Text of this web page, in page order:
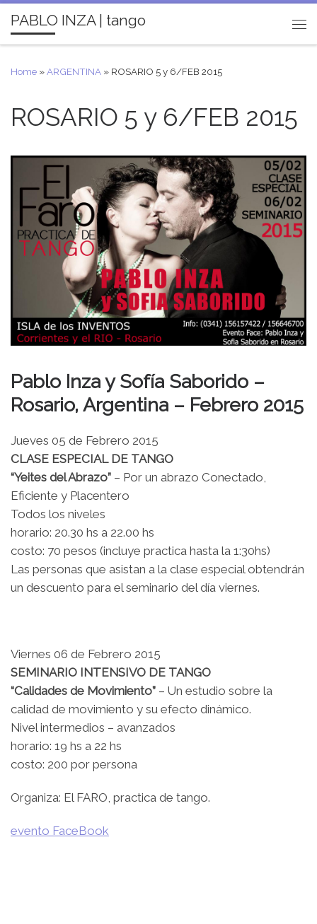
Skip to content
PABLO INZA | tango
Home » ARGENTINA » ROSARIO 5 y 6/FEB 2015
ROSARIO 5 y 6/FEB 2015
Pablo Inza y Sofía Saborido –
Rosario, Argentina – Febrero 2015
Jueves 05 de Febrero 2015
CLASE ESPECIAL DE TANGO
“Yeites del Abrazo” – Por un abrazo Conectado,
Eficiente y Placentero
Todos los niveles
horario: 20.30 hs a 22.00 hs
costo: 70 pesos (incluye practica hasta la 1:30hs)
Las personas que asistan a la clase especial obtendrán
un descuento para el seminario del día viernes.
Viernes 06 de Febrero 2015
SEMINARIO INTENSIVO DE TANGO
“Calidades de Movimiento” – Un estudio sobre la
calidad de movimiento y su efecto dinámico.
Nivel intermedios – avanzados
horario: 19 hs a 22 hs
costo: 200 por persona
Organiza: El FARO, practica de tango.
evento FaceBook